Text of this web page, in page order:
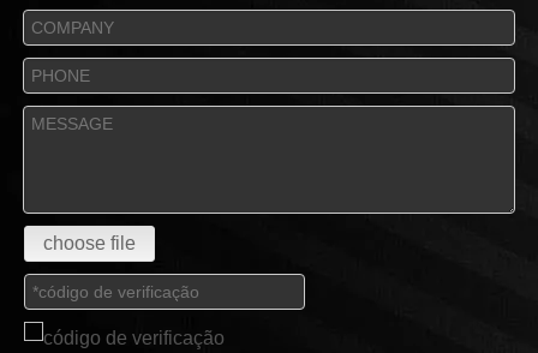
choose file